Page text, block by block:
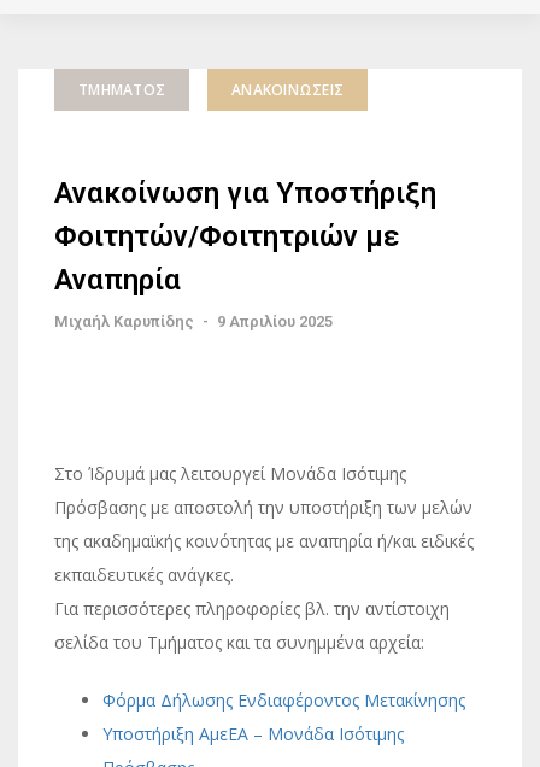
ΤΜΉΜΑΤΟΣ ΑΝΑΚΟΙΝΏΣΕΙΣ
Ανακοίνωση για Υποστήριξη
Φοιτητών/Φοιτητριών με
Αναπηρία
Μιχαήλ Καρυπίδης - 9 Απριλίου 2025
Στο Ίδρυμά μας λειτουργεί Μονάδα Ισότιμης
Πρόσβασης με αποστολή την υποστήριξη των μελών
της ακαδημαϊκής κοινότητας με αναπηρία ή/και ειδικές
εκπαιδευτικές ανάγκες.
Για περισσότερες πληροφορίες βλ. την αντίστοιχη
σελίδα του Τμήματος και τα συνημμένα αρχεία:
Φόρμα Δήλωσης Ενδιαφέροντος Μετακίνησης
Υποστήριξη ΑμεΕΑ – Μονάδα Ισότιμης